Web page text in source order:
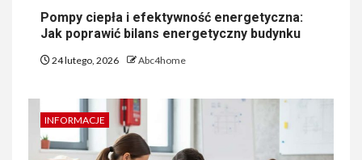
Pompy ciepła i efektywność energetyczna:
Jak poprawić bilans energetyczny budynku
24 lutego, 2026 Abc4home
INFORMACJE